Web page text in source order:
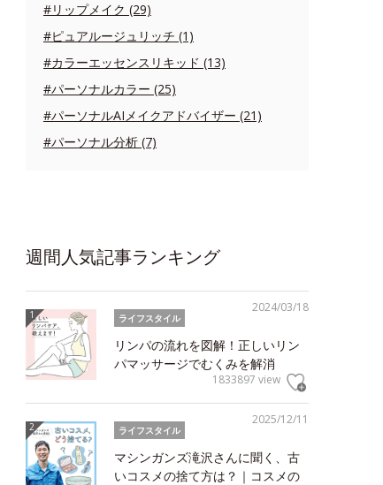
#リップメイク (29)
#ピュアルージュリッチ (1)
#カラーエッセンスリキッド (13)
#パーソナルカラー (25)
#パーソナルAIメイクアドバイザー (21)
#パーソナル分析 (7)
週間人気記事ランキング
2024/03/18
ライフスタイル
リンパの流れを図解！正しいリン
パマッサージでむくみを解消
1833897 view
2025/12/11
ライフスタイル
マシンガンズ滝沢さんに聞く、古
いコスメの捨て方は？｜コスメの